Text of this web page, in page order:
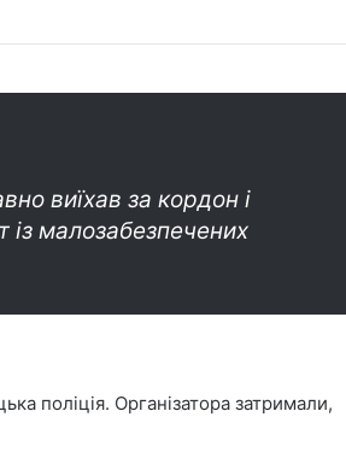
виїхав за кордон і
із малозабезпечених
поліція. Організатора затримали,